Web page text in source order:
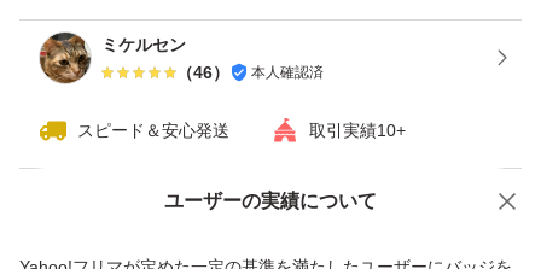
ミケルセン
（46） 本人確認済
スピード＆安心発送 取引実績10+
ユーザーの実績について
価格の相談 商品への質問